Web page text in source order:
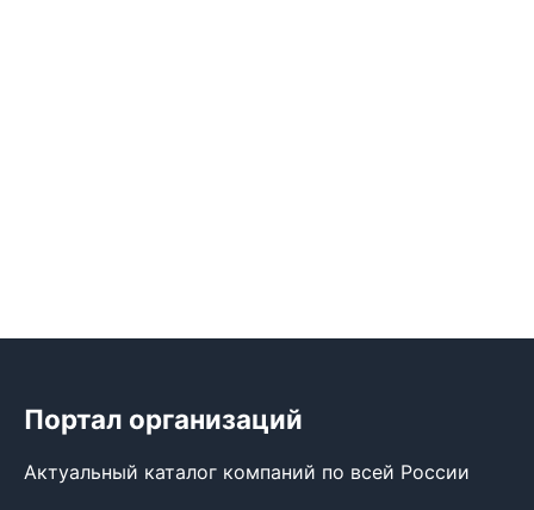
Портал организаций
Актуальный каталог компаний по всей России